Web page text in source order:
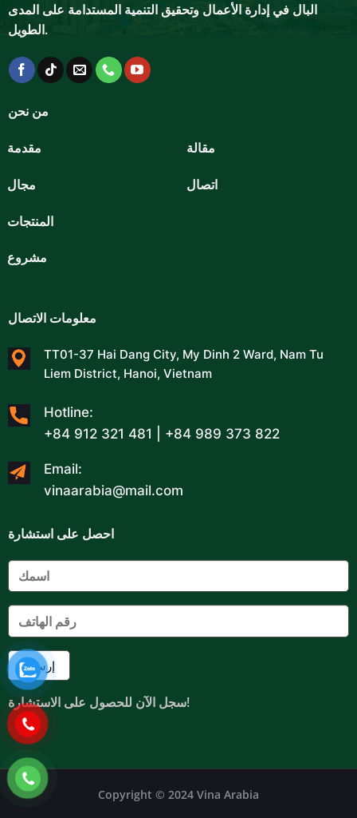
البال في إدارة الأعمال وتحقيق التنمية المستدامة على المدى
الطويل.
من نحن
مقدمة
مجال
المنتجات
مشروع
مقالة
اتصال
معلومات الاتصال
TT01-37 Hai Dang City, My Dinh 2 Ward, Nam Tu
Liem District, Hanoi, Vietnam
Hotline:
+84 912 321 481 | +84 989 373 822
Email:
vinaarabia@mail.com
احصل على استشارة
سجل الآن للحصول على الاستشارة!
Copyright © 2024 Vina Arabia